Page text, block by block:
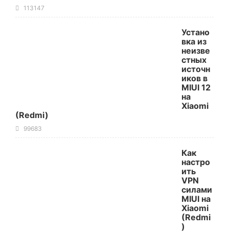
113147
Устано
вка из
неизве
стных
источн
иков в
MIUI 12
на
Xiaomi
(Redmi)
99683
Как
настро
ить
VPN
силами
MIUI на
Xiaomi
(Redmi
)